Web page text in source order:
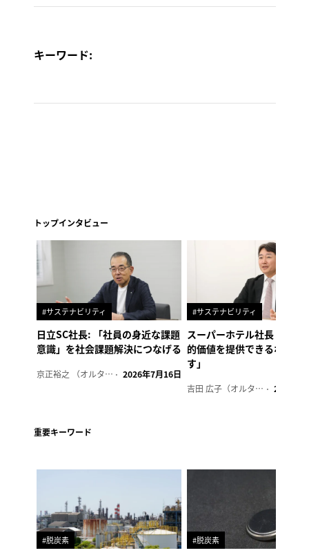
キーワード:
トップインタビュー
#サステナビリティ
日立SC社長: 「社員の身近な課題
意識」を社会課題解決につなげる
京正裕之 （オルタナ副編集長） 2026年7月16日
#サステナビリティ
スーパーホテル社長「地域
的価値を提供できるホテル
す」
吉田 広子（オルタナ輪番編集長） 2026年6
重要キーワード
#脱炭素 #脱炭素